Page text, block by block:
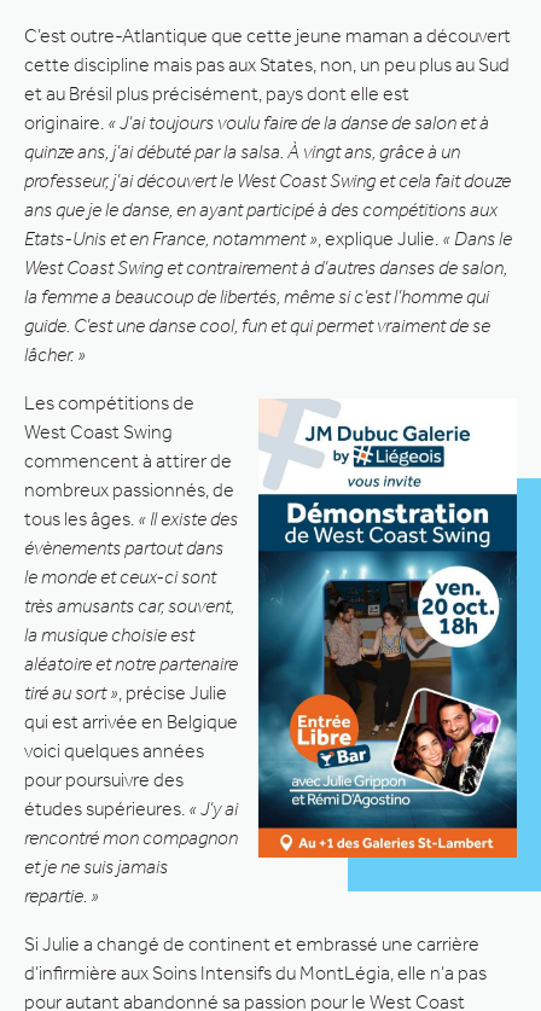
C’est outre-Atlantique que cette jeune maman a découvert
cette discipline mais pas aux States, non, un peu plus au Sud
et au Brésil plus précisément, pays dont elle est
originaire. « J’ai toujours voulu faire de la danse de salon et à
quinze ans, j’ai débuté par la salsa. À vingt ans, grâce à un
professeur, j’ai découvert le West Coast Swing et cela fait douze
ans que je le danse, en ayant participé à des compétitions aux
Etats-Unis et en France, notamment » , explique Julie. « Dans le
West Coast Swing et contrairement à d’autres danses de salon,
la femme a beaucoup de libertés, même si c’est l’homme qui
guide. C’est une danse cool, fun et qui permet vraiment de se
lâcher. »
Les compétitions de
West Coast Swing
commencent à attirer de
nombreux passionnés, de
tous les âges. « Il existe des
évènements partout dans
le monde et ceux-ci sont
très amusants car, souvent,
la musique choisie est
aléatoire et notre partenaire
tiré au sort » , précise Julie
qui est arrivée en Belgique
voici quelques années
pour poursuivre des
études supérieures. « J’y ai
rencontré mon compagnon
et je ne suis jamais
repartie. »
Si Julie a changé de continent et embrassé une carrière
d’infirmière aux Soins Intensifs du MontLégia, elle n’a pas
pour autant abandonné sa passion pour le West Coast